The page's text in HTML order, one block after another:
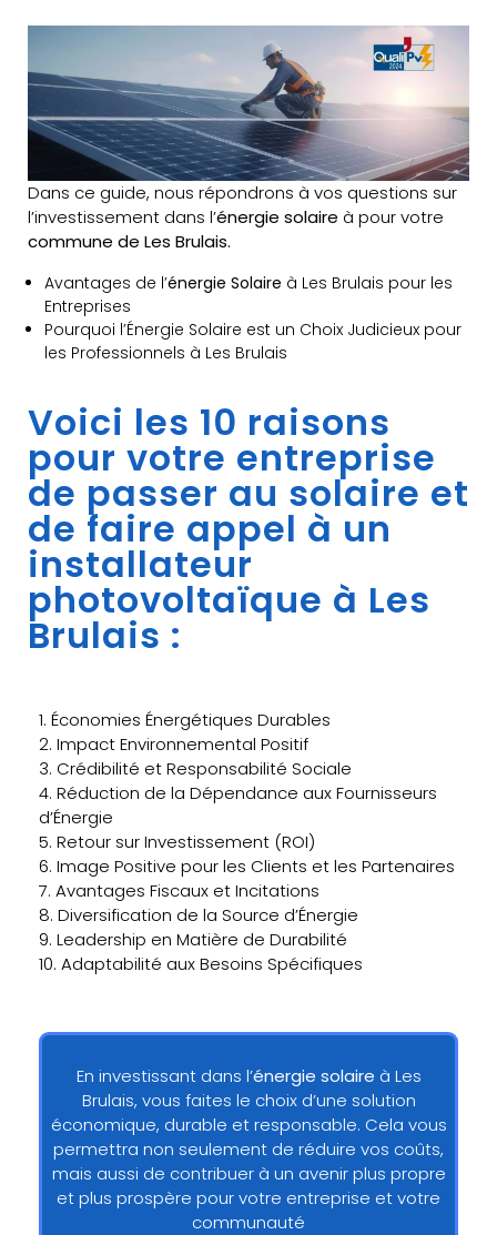
Dans ce guide, nous répondrons à vos questions sur
l’investissement dans l’énergie solaire à pour votre
commune de Les Brulais.
Avantages de l’énergie Solaire à Les Brulais pour les
Entreprises
Pourquoi l’Énergie Solaire est un Choix Judicieux pour
les Professionnels à Les Brulais
Voici les 10 raisons
pour votre entreprise
de passer au solaire et
de faire appel à un
installateur
photovoltaïque à Les
Brulais :
1. Économies Énergétiques Durables
2. Impact Environnemental Positif
3. Crédibilité et Responsabilité Sociale
4. Réduction de la Dépendance aux Fournisseurs
d’Énergie
5. Retour sur Investissement (ROI)
6. Image Positive pour les Clients et les Partenaires
7. Avantages Fiscaux et Incitations
8. Diversification de la Source d’Énergie
9. Leadership en Matière de Durabilité
10. Adaptabilité aux Besoins Spécifiques
En investissant dans l’énergie solaire à Les
Brulais, vous faites le choix d’une solution
économique, durable et responsable. Cela vous
permettra non seulement de réduire vos coûts,
mais aussi de contribuer à un avenir plus propre
et plus prospère pour votre entreprise et votre
communauté